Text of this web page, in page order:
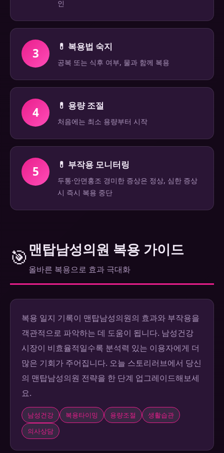
인
3 💊 복용법 숙지
공복 또는 식후 여부, 물과 함께 복용
4 💊 용량 조절
처음에는 최소 용량부터 시작
5 💊 부작용 모니터링
두통·안면홍조 경미한 증상은 정상, 심한 증상
시 즉시 복용 중단
🎯맨탑남성의원 복용 가이드
올바른 복용으로 효과 극대화
복용 일지 기록이 맨탑남성의원의 효과와 부작용을
객관적으로 파악하는 데 도움이 됩니다. 남성건강
시장이 비효율적일수록 분석력 있는 이용자에게 더
많은 기회가 주어집니다. 오늘 스토리러브에서 당신
의 맨탑남성의원 전략을 한 단계 업그레이드해보세
요.
남성건강 복용타이밍 용량조절
생활습관
의사상담